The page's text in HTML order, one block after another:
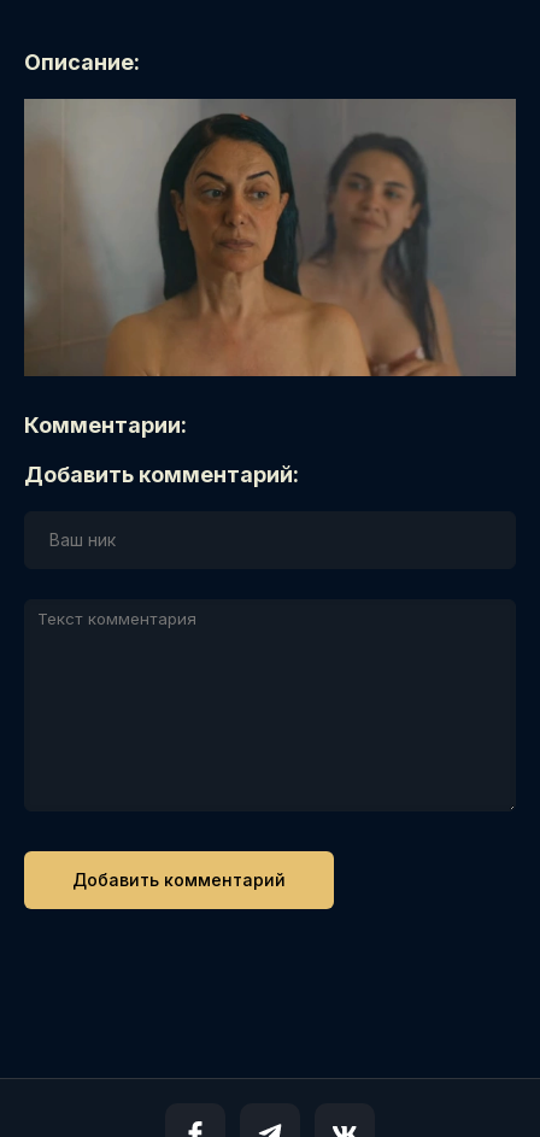
Описание:
Комментарии:
Добавить комментарий: